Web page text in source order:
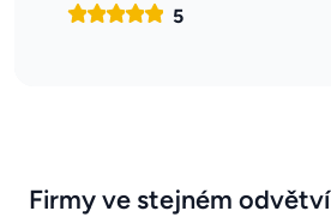
5
Firmy ve stejném odvětví